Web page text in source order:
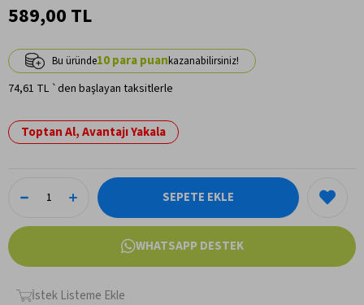
589,00 TL
10
74,61 TL `den başlayan taksitlerle
Toptan Al, Avantajı Yakala
WHATSAPP DESTEK
İstek Listeme Ekle